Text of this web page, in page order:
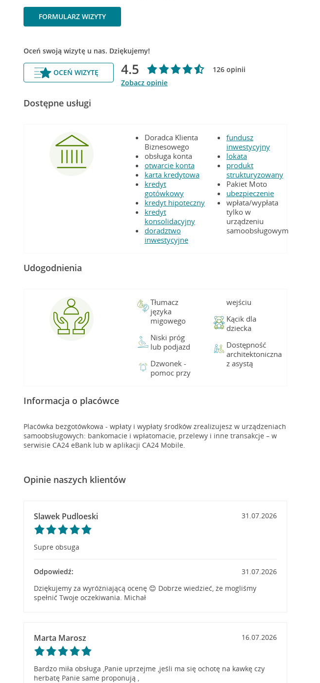
FORMULARZ WIZYTY
Oceń swoją wizytę u nas. Dziękujemy!
OCEŃ WIZYTĘ 4.5
126 opinii
Zobacz opinie
Dostępne usługi
Doradca Klienta
Biznesowego
obsługa konta
otwarcie konta
karta kredytowa
kredyt
gotówkowy
kredyt hipoteczny
kredyt
konsolidacyjny
doradztwo
inwestycyjne
fundusz
inwestycyjny
lokata
produkt
strukturyzowany
Pakiet Moto
ubezpieczenie
wpłata/wypłata
tylko w
urządzeniu
samoobsługowym
Udogodnienia
Tłumacz
języka
migowego
Niski próg
lub podjazd
Dzwonek -
pomoc przy
wejściu
Kącik dla
dziecka
Dostępność
architektoniczna
z asystą
Informacja o placówce
Placówka bezgotówkowa - wpłaty i wypłaty środków zrealizujesz w urządzeniach
samoobsługowych: bankomacie i wpłatomacie, przelewy i inne transakcje – w
serwisie CA24 eBank lub w aplikacji CA24 Mobile.
Opinie naszych klientów
Slawek Pudloeski 31.07.2026
Supre obsuga
Odpowiedź:
31.07.2026
Dziękujemy za wyróżniającą ocenę 😊 Dobrze wiedzieć, że mogliśmy
spełnić Twoje oczekiwania. Michał
Marta Marosz 16.07.2026
Bardzo miła obsługa ,Panie uprzejme ,jeśli ma się ochotę na kawkę czy
herbatę Panie same proponują ,